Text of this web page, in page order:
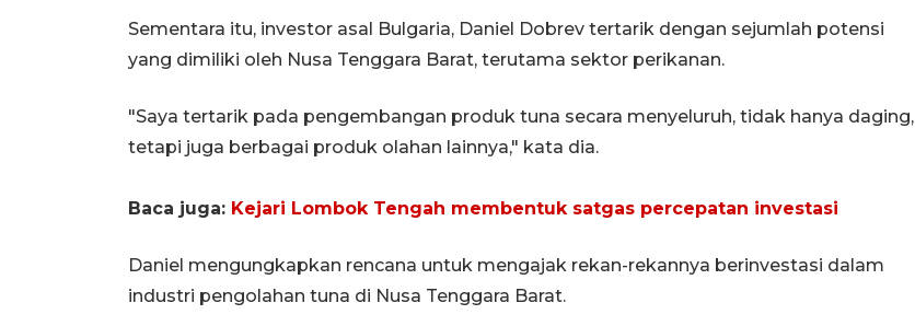
Sementara itu, investor asal Bulgaria, Daniel Dobrev tertarik dengan sejumlah potensi
yang dimiliki oleh Nusa Tenggara Barat, terutama sektor perikanan.
"Saya tertarik pada pengembangan produk tuna secara menyeluruh, tidak hanya daging,
tetapi juga berbagai produk olahan lainnya," kata dia.
Baca juga: Kejari Lombok Tengah membentuk satgas percepatan investasi
Daniel mengungkapkan rencana untuk mengajak rekan-rekannya berinvestasi dalam
industri pengolahan tuna di Nusa Tenggara Barat.